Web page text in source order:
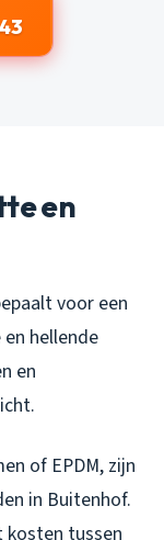
en
voor een
hellende
en
of EPDM, zijn
in Buitenhof.
kosten tussen